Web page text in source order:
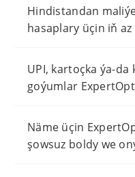
Hindistandan
hasaplary üçin iň
UPI, kartoçka ýa-
goýumlar
Näme üçin
şowsuz boldy we